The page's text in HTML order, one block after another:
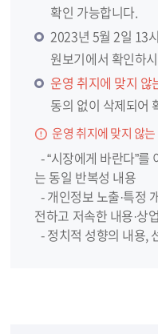
확인 가능합니다.
2023년 5월 2일 13
원보기에서 확인하
운영 취지에 맞지 않
동의 없이 삭제되어
운영 취지에 맞지 않
- “시장에게 바란다”
는 동일 반복성 내용
- 개인정보 노출·특정
전하고 저속한 내용·상
- 정치적 성향의 내용,